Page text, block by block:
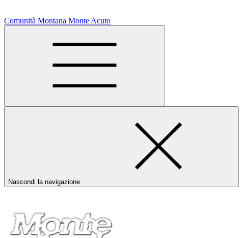
Comunità Montana Monte Acuto
Nascondi la navigazione